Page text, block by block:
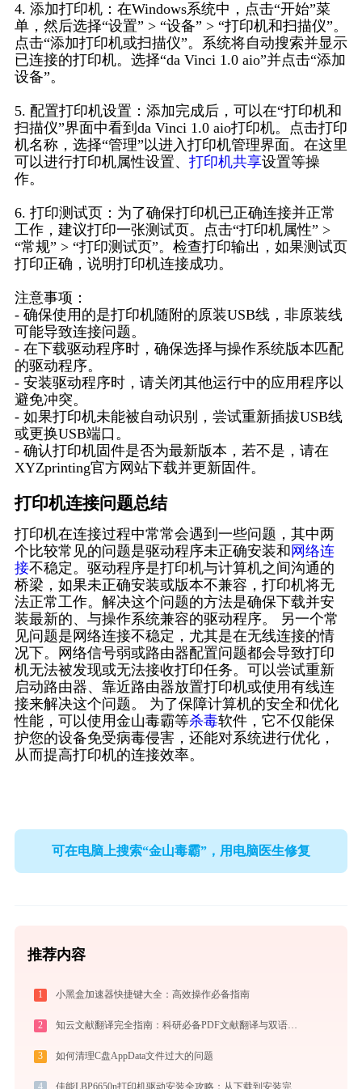
4. 添加打印机：在Windows系统中，点击“开始”菜
单，然后选择“设置” > “设备” > “打印机和扫描仪”。
点击“添加打印机或扫描仪”。系统将自动搜索并显示
已连接的打印机。选择“da Vinci 1.0 aio”并点击“添加
设备”。
5. 配置打印机设置：添加完成后，可以在“打印机和
扫描仪”界面中看到da Vinci 1.0 aio打印机。点击打印
机名称，选择“管理”以进入打印机管理界面。在这里
可以进行打印机属性设置、 打印机共享设置等操
作。
6. 打印测试页：为了确保打印机已正确连接并正常
工作，建议打印一张测试页。点击“打印机属性” >
“常规” > “打印测试页”。检查打印输出，如果测试页
打印正确，说明打印机连接成功。
注意事项：
- 确保使用的是打印机随附的原装USB线，非原装线
可能导致连接问题。
- 在下载驱动程序时，确保选择与操作系统版本匹配
的驱动程序。
- 安装驱动程序时，请关闭其他运行中的应用程序以
避免冲突。
- 如果打印机未能被自动识别，尝试重新插拔USB线
或更换USB端口。
- 确认打印机固件是否为最新版本，若不是，请在
XYZprinting官方网站下载并更新固件。
打印机连接问题总结
打印机在连接过程中常常会遇到一些问题，其中两
个比较常见的问题是驱动程序未正确安装和 网络连
接不稳定。驱动程序是打印机与计算机之间沟通的
桥梁，如果未正确安装或版本不兼容，打印机将无
法正常工作。解决这个问题的方法是确保下载并安
装最新的、与操作系统兼容的驱动程序。 另一个常
见问题是网络连接不稳定，尤其是在无线连接的情
况下。网络信号弱或路由器配置问题都会导致打印
机无法被发现或无法接收打印任务。可以尝试重新
启动路由器、靠近路由器放置打印机或使用有线连
接来解决这个问题。 为了保障计算机的安全和优化
性能，可以使用金山毒霸等杀毒软件，它不仅能保
护您的设备免受病毒侵害，还能对系统进行优化，
从而提高打印机的连接效率。
可在电脑上搜索“金山毒霸”，用电脑医生修复
推荐内容
1 小黑盒加速器快捷键大全：高效操作必备指南
2 知云文献翻译完全指南：科研必备PDF文献翻译与双语对照阅读效率工具（2026最新）
3 如何清理C盘AppData文件过大的问题
4 佳能LBP6650n打印机驱动安装全攻略：从下载到安装完全教程